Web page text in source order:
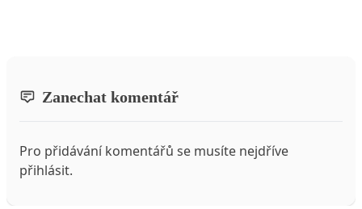
Zanechat komentář
Pro přidávání komentářů se musíte nejdříve
přihlásit.